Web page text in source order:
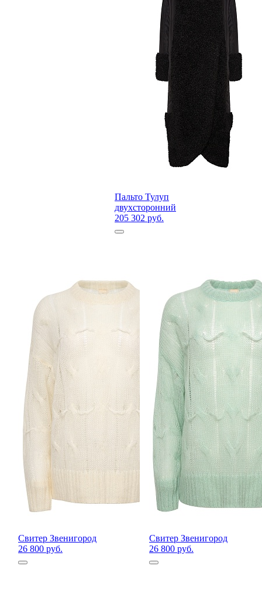
Пальто Тулуп
двухсторонний
205 302 руб.
Свитер Звенигород
26 800 руб.
Свитер Звенигород
26 800 руб.